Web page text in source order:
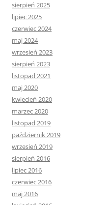
sierpień 2025
lipiec 2025
czerwiec 2024
maj 2024
wrzesień 2023
sierpień 2023
listopad 2021
maj 2020
kwiecień 2020
marzec 2020
listopad 2019
październik 2019
wrzesień 2019
sierpień 2016
lipiec 2016
czerwiec 2016
maj 2016